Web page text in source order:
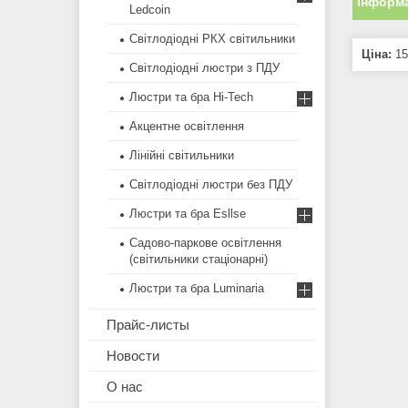
Ціна:
Ledcoin
Світлодіодні РКХ світильники
Світлодіодні люстри з ПДУ
Люстри та бра Hi-Tech
Акцентне освітлення
Лінійні світильники
Світлодіодні люстри без ПДУ
Люстри та бра Esllse
Садово-паркове освітлення
(світильники стаціонарні)
Люстри та бра Luminaria
Прайс-листы
Новости
О нас